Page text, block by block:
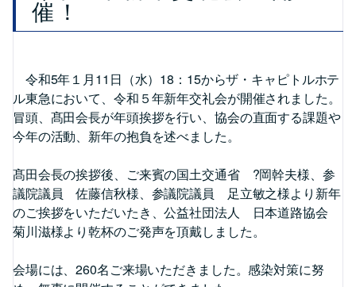
催！
令和5年１月11日（水）18：15からザ・キャピトルホテ
ル東急において、令和５年新年交礼会が開催されました。
冒頭、髙田会長が年頭挨拶を行い、協会の直面する課題や
今年の活動、新年の抱負を述べました。
髙田会長の挨拶後、ご来賓の国土交通省 ?岡幹夫様、参
議院議員 佐藤信秋様、参議院議員 足立敏之様より新年
のご挨拶をいただいたき、公益社団法人 日本道路協会
菊川滋様より乾杯のご発声を頂戴しました。
会場には、260名ご来場いただきました。感染対策に努